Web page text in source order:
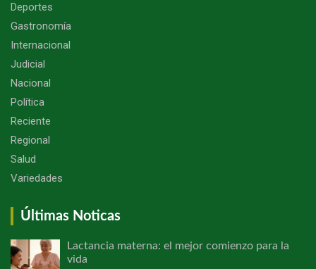
Deportes
Gastronomía
Internacional
Judicial
Nacional
Política
Reciente
Regional
Salud
Variedades
Últimas Noticas
Lactancia materna: el mejor comienzo para la
vida